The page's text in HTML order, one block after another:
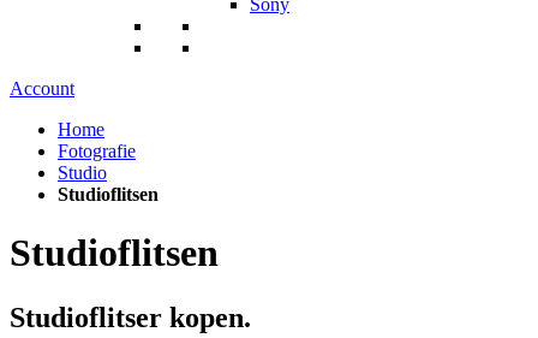
Sony
Account
Home
Fotografie
Studio
Studioflitsen
Studioflitsen
Studioflitser kopen.